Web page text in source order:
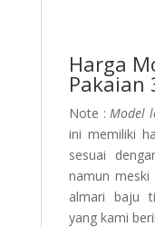
Harga
Pakaian
Note :Model
ini memiliki
sesuai
namun
almari baju
yang kami